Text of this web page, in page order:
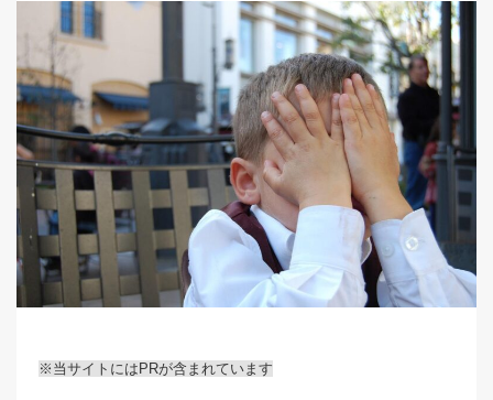
※当サイトにはPRが含まれています